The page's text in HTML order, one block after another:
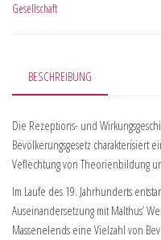
Gesellschaft
BESCHREIBUNG
Die Rezeptions- und
Bevölkerungsgesetz charakterisiert
Veflechtung von Theorienbildung
Im Laufe des 19. Jahrhunderts
Auseinandersetzung mit Malthus’
Massenelends eine Vielzahl von